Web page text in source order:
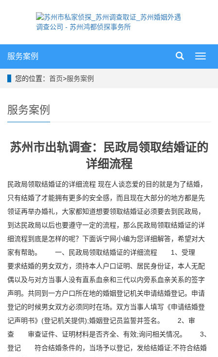
导
服务案例
您的位置： 首页>服务案例
服务案例
苏州市出轨调查：民政局领取结婚证的
详细流程
民政局领取结婚证的详细流程 现在人谈恋爱的目的就是为了结婚，
只有结婚了才能拥有更多的安全感，而且现在大部分的地方都是先
领证再举办婚礼，大家都知道想要领取结婚证必须要去到民政局，
到达民政局以后也要遵守一定的流程，那么民政局领取结婚证的详
细流程到底是怎样的呢？下面诉宁网小编为您详细解答，希望对大
家有帮助。 一、民政局领取结婚证的详细流程 1、受理
要求结婚的男女双方，须持本人户口证明、居民身份证，本人无配
偶以及与对方当事人没有直系血亲和三代以内旁系血亲关系的签字
声明。共同到一方户口所在地的婚姻登记机关申请结婚登记。申请
登记的时候男女双方必须同时在场。双方当事人填写《申请结婚登
记声明书》(登记机关提供);婚姻登记员监誓并签名。 2、审
查 审查证件、证明材料是否齐全、有效;询问相关情况。 3、
登记 符合结婚条件的，当场予以登记，发给结婚证;不符合结婚